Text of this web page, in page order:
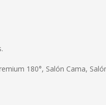
180°, Salón Cama,